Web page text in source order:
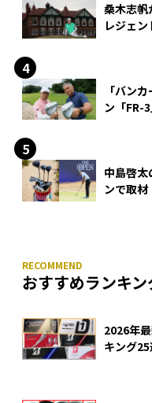
桑木志帆
レジェン
「バン
ン「FR-
中島啓
ンで取材
おすすめランキン
2026年
キング